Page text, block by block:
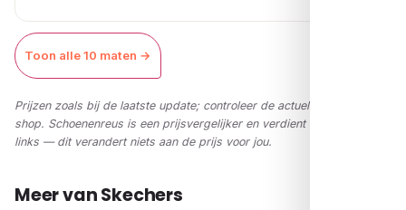
Toon alle 10 maten →
Prijzen zoals bij de laatste update; controleer de actuele prijs in de
shop. Schoenenreus is een prijsvergelijker en verdient via affiliate-
links — dit verandert niets aan de prijs voor jou.
Meer van Skechers